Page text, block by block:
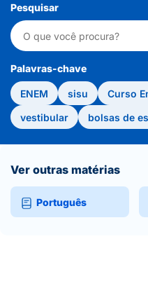
Pesquisar
Palavras-chave
ENEM sisu Curso
vestibular
bolsas de
Ver outras matérias
Português